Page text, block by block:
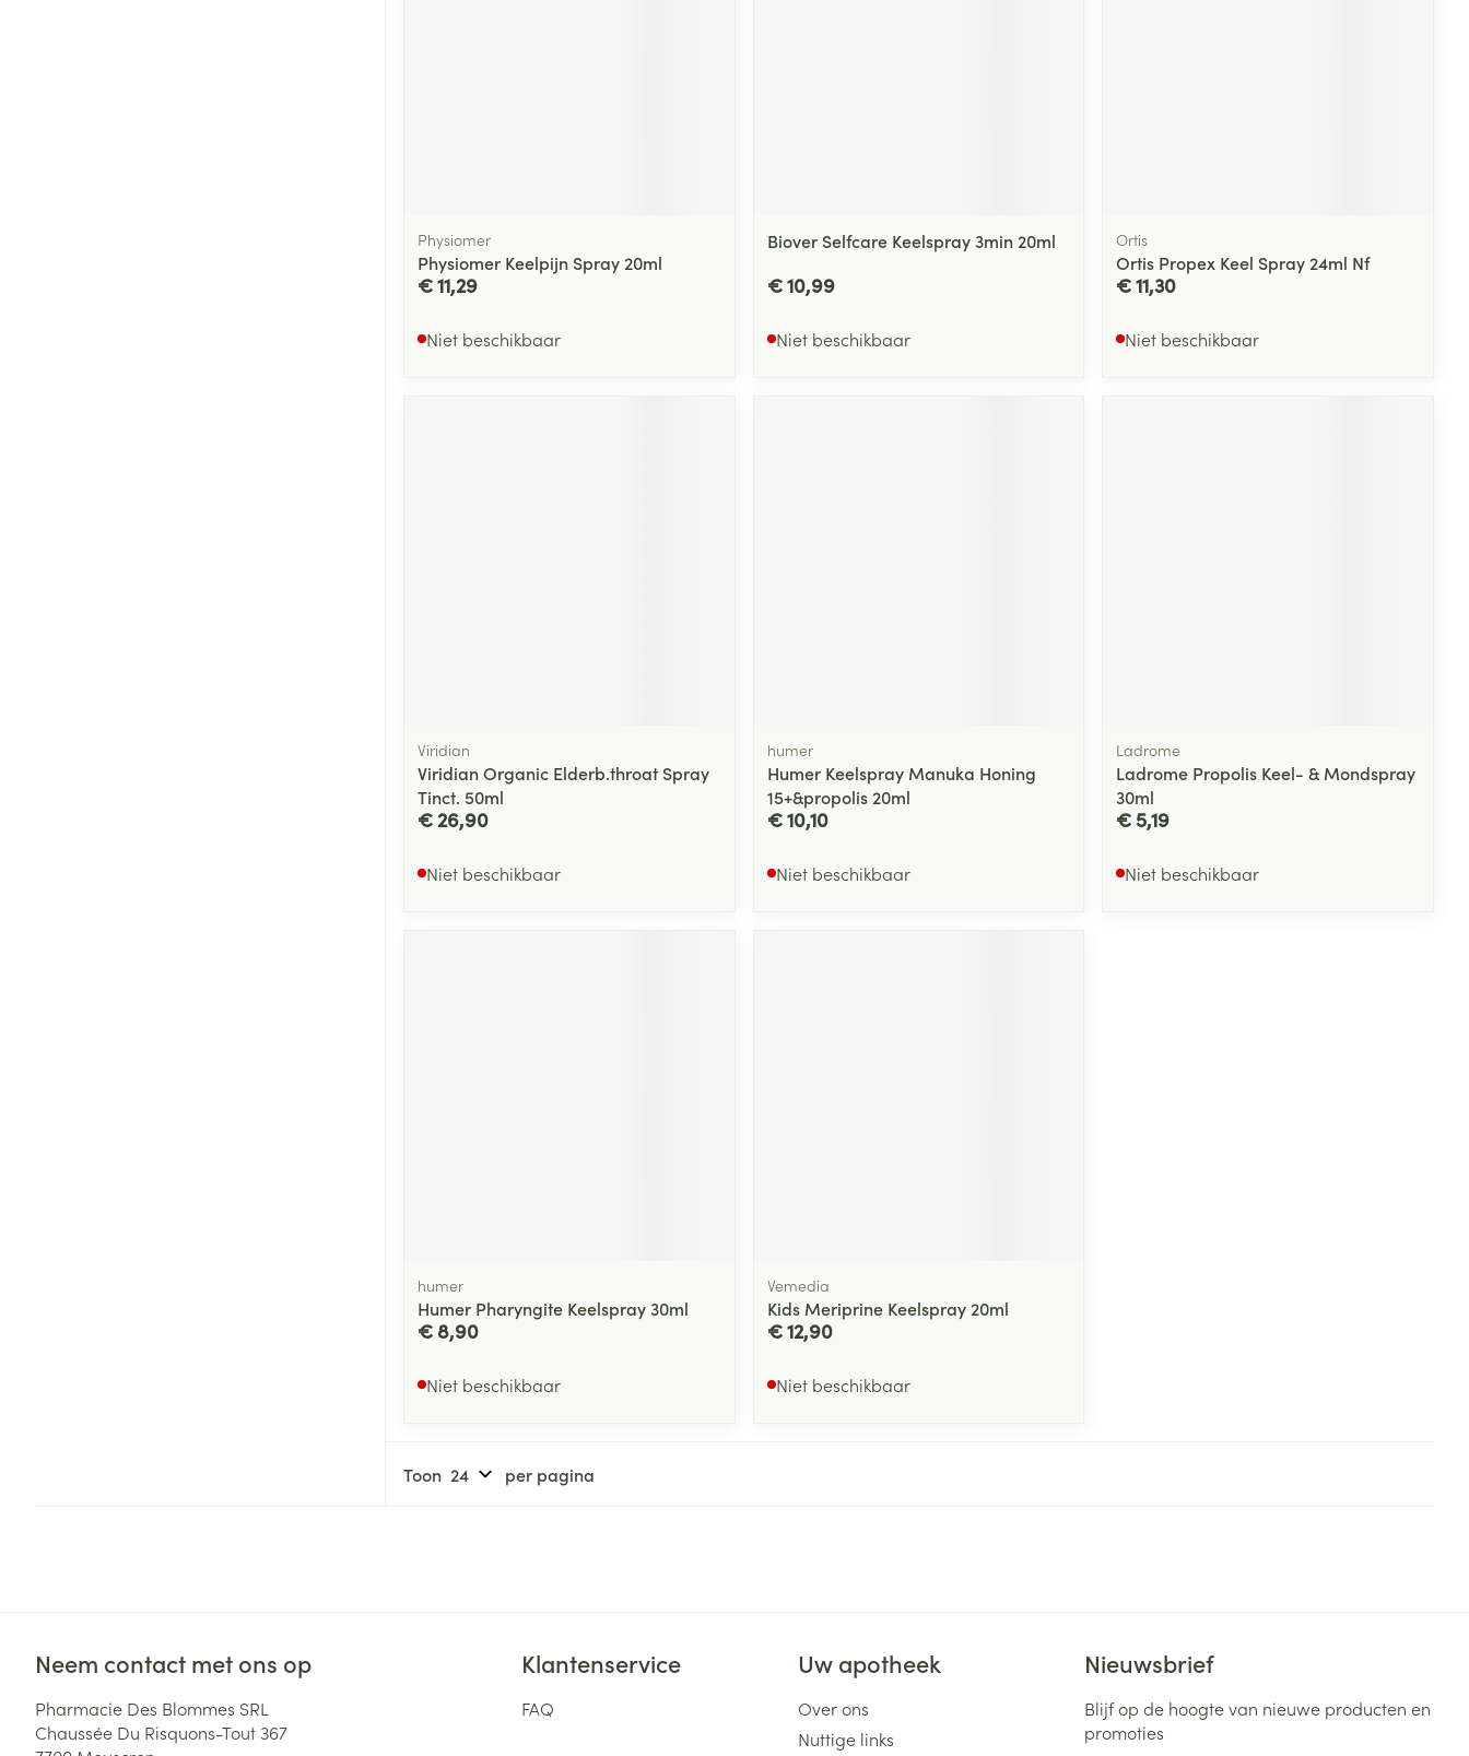
Physiomer
Physiomer Keelpijn Spray 20ml
€ 11,29
Niet beschikbaar
Biover Selfcare Keelspray 3min 20ml
€ 10,99
Niet beschikbaar
Ortis
Ortis Propex Keel Spray 24ml Nf
€ 11,30
Niet beschikbaar
Viridian
Viridian Organic Elderb.throat Spray
Tinct. 50ml
€ 26,90
Niet beschikbaar
humer
Humer Keelspray Manuka Honing
15+&propolis 20ml
€ 10,10
Niet beschikbaar
Ladrome
Ladrome Propolis Keel- & Mondspray
30ml
€ 5,19
Niet beschikbaar
humer
Humer Pharyngite Keelspray 30ml
€ 8,90
Niet beschikbaar
Vemedia
Kids Meriprine Keelspray 20ml
€ 12,90
Niet beschikbaar
Toon per pagina
Neem contact met ons op
Pharmacie Des Blommes SRL
Chaussée Du Risquons-Tout 367
Klantenservice
FAQ
Uw apotheek
Over ons
Nuttige links
Nieuwsbrief
Blijf op de hoogte van nieuwe producten en
promoties